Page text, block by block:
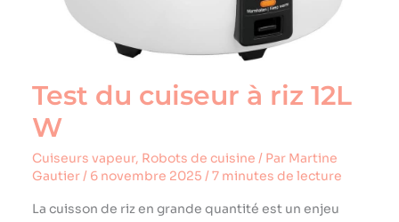
Test du cuiseur à riz 12L
W
Cuiseurs vapeur, Robots de cuisine / Par Martine
Gautier / 6 novembre 2025 /7 minutes de lecture
La cuisson de riz en grande quantité est un enjeu